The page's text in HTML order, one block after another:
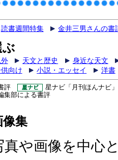
読書週間特集 金井三男さんの書
天文と歴史
身近な天文
向け 小説・エッセイ 洋書
評
星ナビ「月刊ほんナビ
集部による書評
像集
真や画像を中心